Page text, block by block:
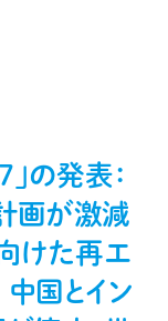
の発表：
画が激減
けた再エ
国とイン